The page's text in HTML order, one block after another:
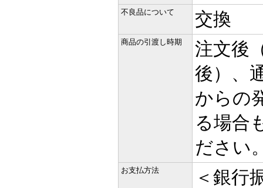
不良品について 交換
商品の引渡し時期
注文後
後）、
からの
る場合
ださい
お支払方法
＜銀行